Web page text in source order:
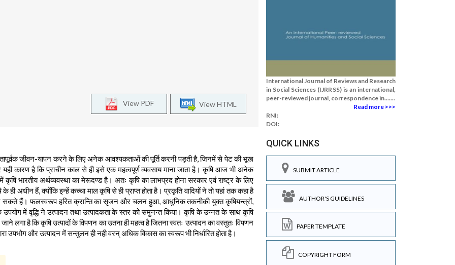
View HTML
View PDF
जीवन-यापन करने के लिए अनेक आवश्यकताओं की पूर्ति करनी पड़ती है, जिनमें से पेट की भूख
यही कारण है कि प्राचीन काल से ही इसे एक महत्वपूर्ण व्यवसाय माना जाता है। कृषि आज भी अनेक
कृषि भारतीय अर्थव्यवस्था का मेरूदण्ड है। अतः कृषि का लाभप्रद होना सरकार एवं राष्ट्र के लिए
अधीन हैं, क्योंकि इन्हें कच्चा माल कृषि से ही प्राप्त होता है। प्रकृति वादियों ने तो यहां तक कहा है
सकते हैं। फलस्वरूप हरित क्रान्ति का सृजन और चलन हुआ, आधुनिक तकनीकी युक्त कृषियन्त्रों,
में वृद्धि ने उत्पादन तथा उत्पादकता के स्तर को समुनन्त किया। कृषि के उन्नत के साथ कृषि
लगा है कि कृषि उत्पादों के विपणन का उतना ही महत्व है जितना स्वतः उत्पादन का वस्तुतः विपणन
उपभोग और उत्पादन में सन्तुलन ही नही वरन् अधिक विकास का स्वरूप भी निर्धारित होता है।
International Journal of Reviews and Research
in Social Sciences (IJRRSS) is an international,
peer-reviewed journal, correspondence in.......
Read more >>>
RNI:
DOI:
QUICK LINKS
SUBMIT ARTICLE
AUTHOR'S GUIDELINES
PAPER TEMPLATE
COPYRIGHT FORM